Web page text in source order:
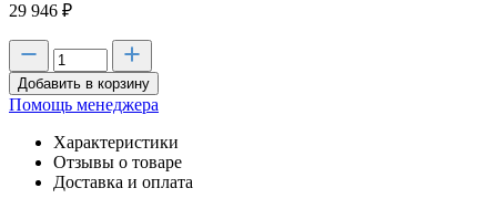
29 946 ₽
Добавить в корзину
Помощь менеджера
Характеристики
Отзывы о товаре
Доставка и оплата